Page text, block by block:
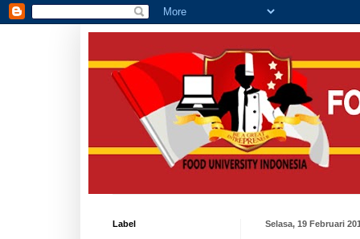
Selasa, 19 Februari
Label